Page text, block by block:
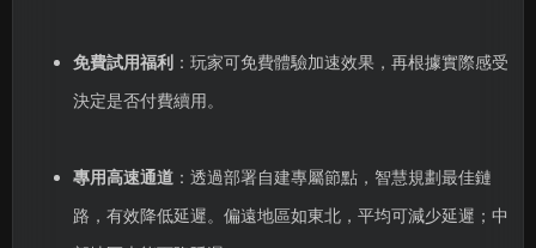
免費試用福利 ：玩家可免費體驗加速效果，再根據實際感受
決定是否付費續用。
專用高速通道：透過部署自建專屬節點，智慧規劃最佳鏈
路，有效降低延遲。偏遠地區如東北，平均可減少延遲；中